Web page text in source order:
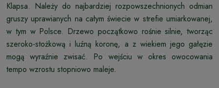
Klapsa. Należy do najbardziej rozpowszechnionych odmian
gruszy uprawianych na całym świecie w strefie umiarkowanej,
w tym w Polsce. Drzewo początkowo rośnie silnie, tworząc
szeroko-stożkową i luźną koronę, a z wiekiem jego gałęzie
mogą wyraźnie zwisać. Po wejściu w okres owocowania
tempo wzrostu stopniowo maleje.